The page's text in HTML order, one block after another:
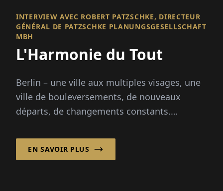
INTERVIEW AVEC ROBERT PATZSCHKE, DIRECTEUR
GÉNÉRAL DE PATZSCHKE PLANUNGSGESELLSCHAFT
MBH
L'Harmonie du Tout
Berlin – une ville aux multiples visages, une
ville de bouleversements, de nouveaux
départs, de changements constants.
apporte cal...
EN SAVOIR PLUS